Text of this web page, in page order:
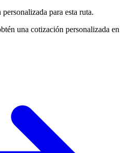
para esta ruta.
una cotización personalizada en